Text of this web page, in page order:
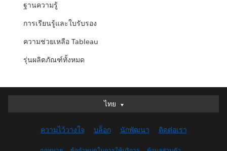
ฐานความรู้
การเรียนรู้และใบรับรอง
ความช่วยเหลือ Tableau
รุ่นผลิตภัณฑ์ทั้งหมด
ไทย
ไทย
English (UK)
English (US)
ความไว้วางใจ บล็อก นักพัฒนา ติดต่อเรา